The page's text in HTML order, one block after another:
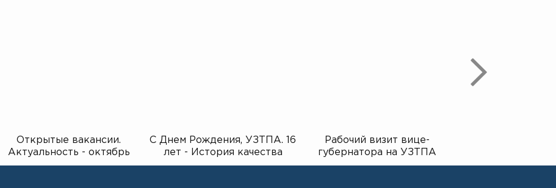
Открытые вакансии.
Актуальность - октябрь
2025г.
С Днем Рождения, УЗТПА. 16
лет - История качества
Рабочий визит вице-
губернатора на УЗТПА